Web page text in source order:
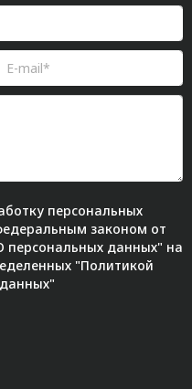
персональных
законом от
персональных данных" на
"Политикой